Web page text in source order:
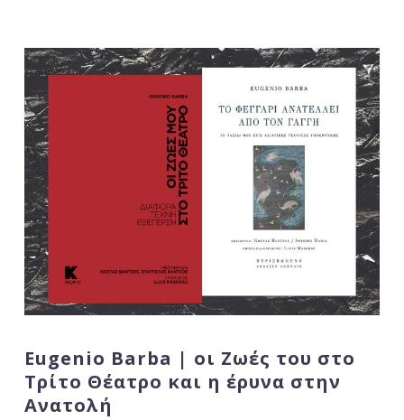
Eugenio Barba | οι Zωές του στο
Τρίτο Θέατρο και η έρυνα στην
Ανατολή